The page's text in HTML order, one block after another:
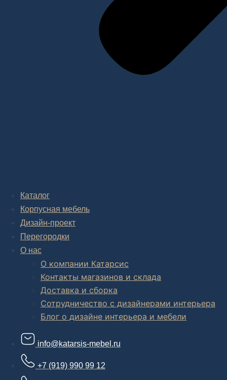
Каталог
Корпусная мебель
Дизайн-проект
Перегородки
О нас
О компании Катарсис
Контакты магазинов и склада
Доставка и сборка
Сотрудничество с дизайнерами интерьера
Блог о дизайне интерьера и мебели
info@katarsis-mebel.ru
+7 (919) 990 99 12